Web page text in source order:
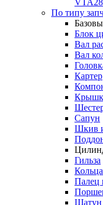
VTA28
По типу
Блок
Вал
Вал
Картер
Сапун
Шкив
Гильза
Палец
Шатун